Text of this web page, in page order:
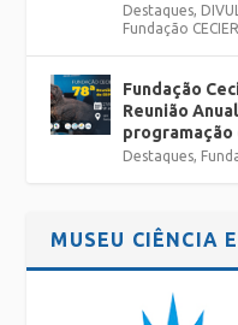
Destaques
Fundação
Fundação
Reunião
Destaques
MUSEU CIÊNCIA